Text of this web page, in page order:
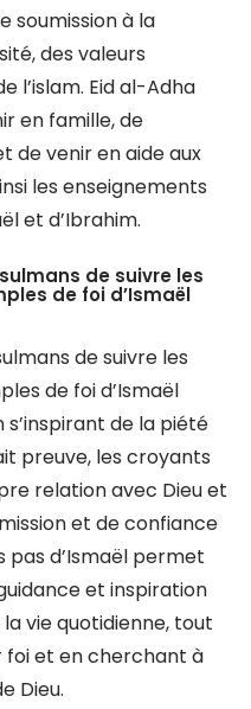
soumission à la
des valeurs
l’islam. Eid al-Adha
en famille, de
de venir en aide aux
les enseignements
et d’Ibrahim.
de suivre les
de foi d’Ismaël
de suivre les
de foi d’Ismaël
s’inspirant de la piété
preuve, les croyants
relation avec Dieu et
et de confiance
pas d’Ismaël permet
et inspiration
vie quotidienne, tout
foi et en cherchant à
Dieu.